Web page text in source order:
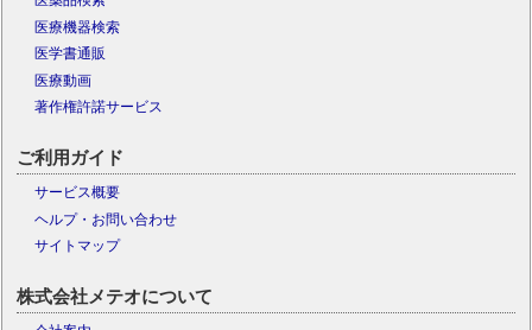
医療機器検索
医学書通販
医療動画
著作権許諾サービス
ご利用ガイド
サービス概要
ヘルプ・お問い合わせ
サイトマップ
株式会社メテオについて